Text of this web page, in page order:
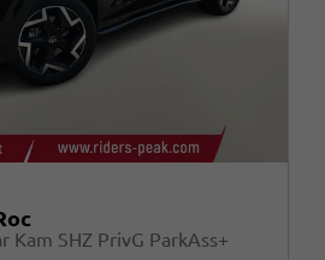
Kam SHZ PrivG ParkAss+